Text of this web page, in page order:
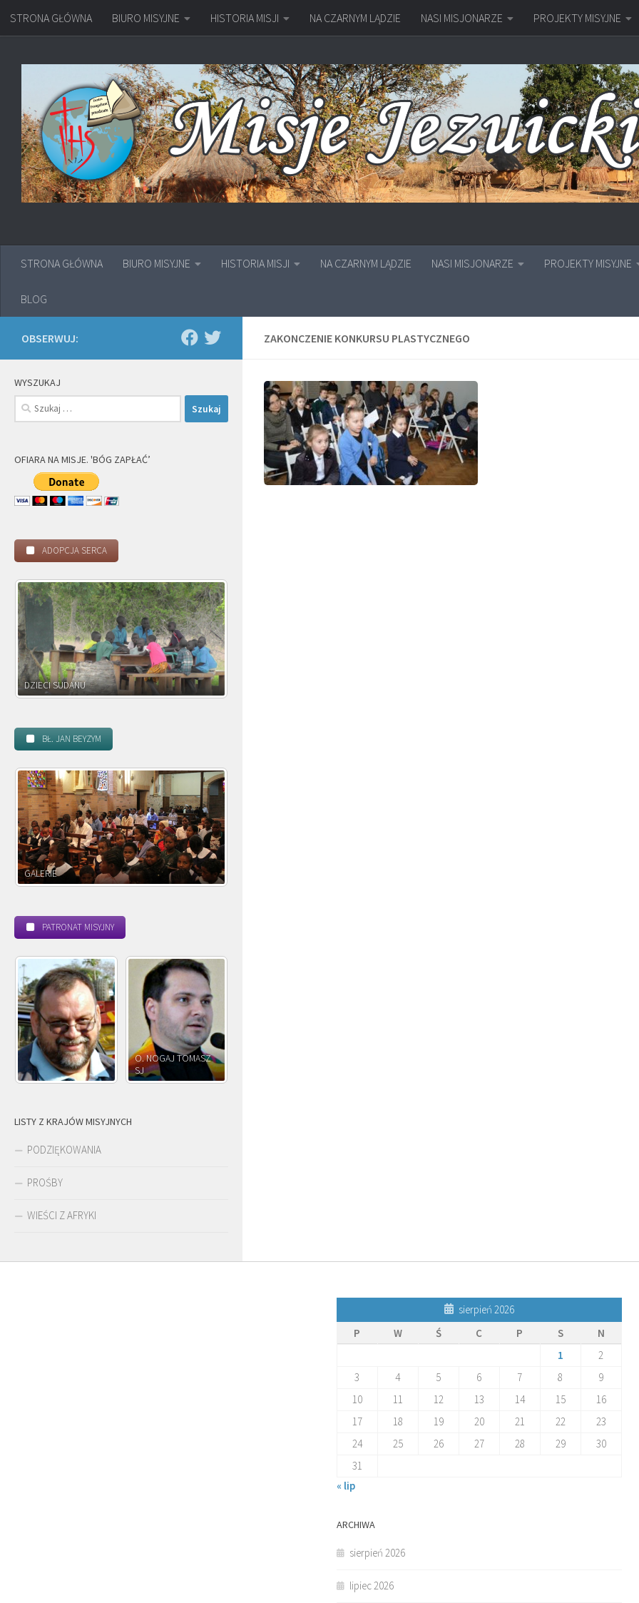
Przejdź do treści
STRONA GŁÓWNA BIURO MISYJNE HISTORIA MISJI NA CZARNYM LĄDZIE NASI MISJONARZE PROJEKTY MISYJNE
STRONA GŁÓWNA BIURO MISYJNE HISTORIA MISJI NA CZARNYM LĄDZIE NASI MISJONARZE PROJEKTY MISYJNE
BLOG
ZAKONCZENIE KONKURSU PLASTYCZNEGO
OBSERWUJ:
WYSZUKAJ
Szukaj:
OFIARA NA MISJE. 'BÓG ZAPŁAĆ’
ADOPCJA SERCA
DZIECI ZAMBII
BŁ. JAN BEYZYM
POWOŁANIE MISYJNE
PATRONAT MISYJNY
O. NOGAJ TOMASZ
SJ
O. JÓZEF OLEKSY SJ
LISTY Z KRAJÓW MISYJNYCH
PODZIĘKOWANIA
PROŚBY
WIEŚCI Z AFRYKI
sierpień 2026
P
W Ś C P S
N
1
2
3
4 5 6 7 8
9
10
11 12 13 14 15
16
17
18 19 20 21 22
23
24
25 26 27 28 29
30
31
« lip
ARCHIWA
sierpień 2026
lipiec 2026